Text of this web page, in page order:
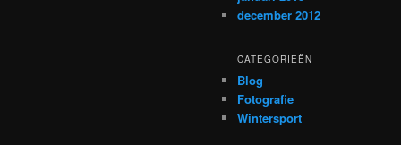
december 2012
CATEGORIEËN
Blog
Fotografie
Wintersport